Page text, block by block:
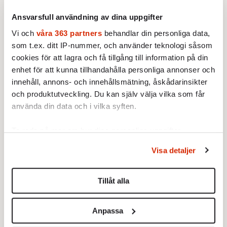
Ansvarsfull användning av dina uppgifter
Vi och våra 363 partners behandlar din personliga data,
som t.ex. ditt IP-nummer, och använder teknologi såsom
cookies för att lagra och få tillgång till information på din
enhet för att kunna tillhandahålla personliga annonser och
innehåll, annons- och innehållsmätning, åskådarinsikter
och produktutveckling. Du kan själv välja vilka som får
använda din data och i vilka syften.
Ta reda på mer om hur dina personliga uppgifter
Du kan ändra eller dra tillbaka ditt samtycke när som
helst från cookie-förklaringen.
Vi använder enhetsidentifierare för att anpassa innehållet
för sociala medier och analysera vår trafik. Vi
Visa detaljer
Tillåt alla
Anpassa
Sagan om den lågbegåvade
2.
Efter islamistdådet oroar sig
vänstern för Agnes Wold
UTRIKES
3.